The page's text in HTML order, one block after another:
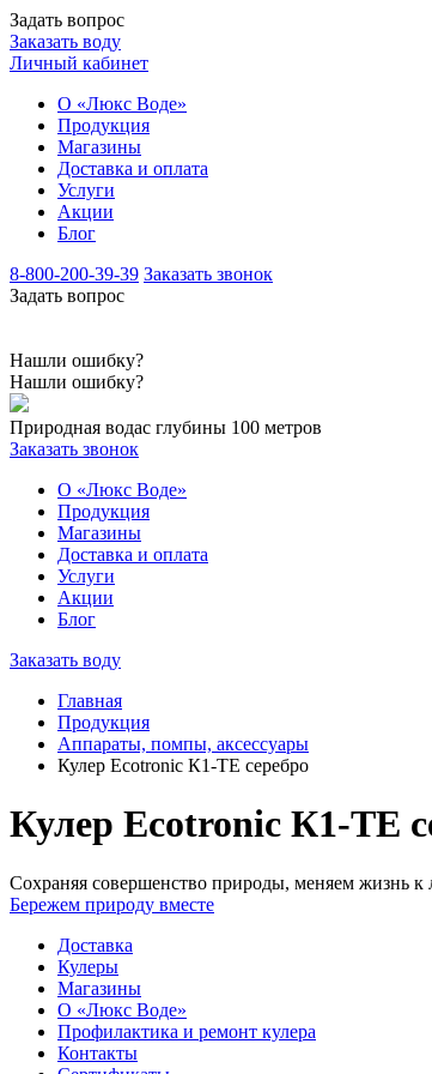
Задать вопрос
Заказать воду
Личный кабинет
О «Люкс Воде»
Продукция
Магазины
Доставка и оплата
Услуги
Акции
Блог
8-800-200-39-39 Заказать звонок
Задать вопрос
Нашли ошибку?
Нашли ошибку?
Природная водас глубины 100 метров
Заказать звонок
О «Люкс Воде»
Продукция
Магазины
Доставка и оплата
Услуги
Акции
Блог
Заказать воду
Главная
Продукция
Аппараты, помпы, аксессуары
Кулер Ecotronic К1-TE серебро
Кулер Ecotronic К1-TE
Сохраняя совершенство природы, меняем жизнь к
Бережем природу вместе
Доставка
Кулеры
Магазины
О «Люкс Воде»
Профилактика и ремонт кулера
Контакты